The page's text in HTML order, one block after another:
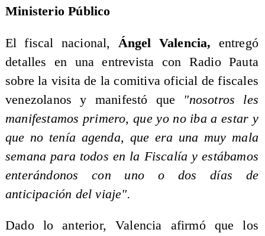
Ministerio Público
El fiscal nacional, Ángel Valencia, entregó
detalles en una entrevista con Radio Pauta
sobre la visita de la comitiva oficial de fiscales
venezolanos y manifestó que "nosotros les
manifestamos primero, que yo no iba a estar y
que no tenía agenda, que era una muy mala
semana para todos en la Fiscalía y estábamos
enterándonos con uno o dos días de
anticipación del viaje".
Dado lo anterior, Valencia afirmó que los